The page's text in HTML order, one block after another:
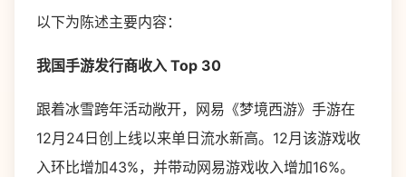
以下为陈述主要内容：
我国手游发行商收入 Top 30
跟着冰雪跨年活动敞开，网易《梦境西游》手游在
12月24日创上线以来单日流水新高。12月该游戏收
入环比增加43%，并带动网易游戏收入增加16%。